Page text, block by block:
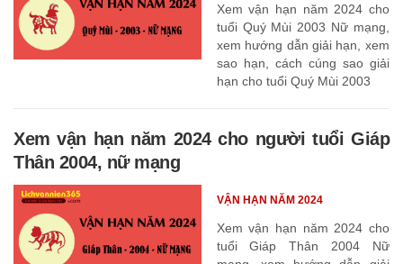
Xem vận hạn năm 2024 cho
tuổi Quý Mùi 2003 Nữ mạng,
xem hướng dẫn giải hạn, xem
sao hạn, cách cúng sao giải
hạn cho tuổi Quý Mùi 2003
Xem vận hạn năm 2024 cho người tuổi Giáp
Thân 2004, nữ mạng
Xem vận hạn năm 2024 cho
tuổi Giáp Thân 2004 Nữ
VẬN HẠN NĂM 2024